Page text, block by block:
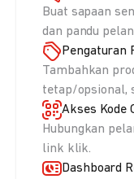
Buat sapaan
dan pandu
Pengaturan
Tambahkan
tetap/opsional,
Akses Kode
Hubungkan
link klik.
Dashboard